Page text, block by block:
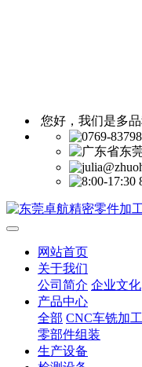
您好，我们是多
网站首页
关于我们
公司简介 企业文化
产品中心
全部 CNC车铣加工
零部件组装
生产设备